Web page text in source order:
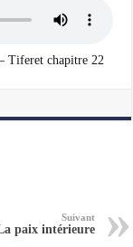
Tiferet chapitre 22
Suivant
paix intérieure